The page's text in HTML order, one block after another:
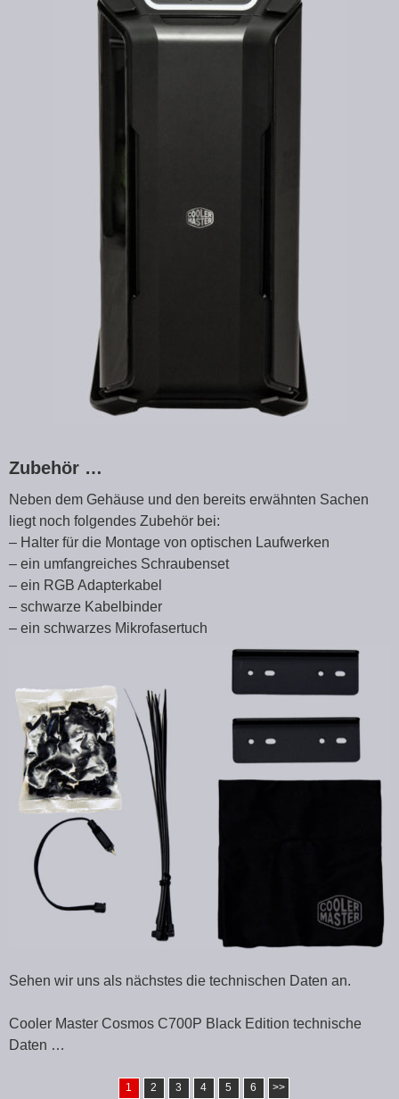
Zubehör …
Neben dem Gehäuse und den bereits erwähnten Sachen
liegt noch folgendes Zubehör bei:
– Halter für die Montage von optischen Laufwerken
– ein umfangreiches Schraubenset
– ein RGB Adapterkabel
– schwarze Kabelbinder
– ein schwarzes Mikrofasertuch
Sehen wir uns als nächstes die technischen Daten an.
Cooler Master Cosmos C700P Black Edition technische
Daten …
1 2 3 4 5 6 >>